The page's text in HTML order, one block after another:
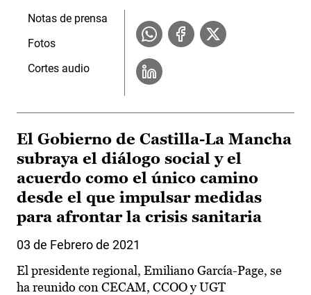
Notas de prensa
Fotos
Cortes audio
El Gobierno de Castilla-La Mancha
subraya el diálogo social y el
acuerdo como el único camino
desde el que impulsar medidas
para afrontar la crisis sanitaria
03 de Febrero de 2021
El presidente regional, Emiliano García-Page, se
ha reunido con CECAM, CCOO y UGT